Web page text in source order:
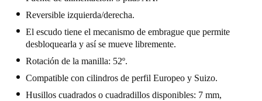
Reversible izquierda/derecha.
El escudo tiene el mecanismo de embrague que permite
desbloquearla y así se mueve libremente.
Rotación de la manilla: 52º.
Compatible con cilindros de perfil Europeo y Suizo.
Husillos cuadrados o cuadradillos disponibles: 7 mm,